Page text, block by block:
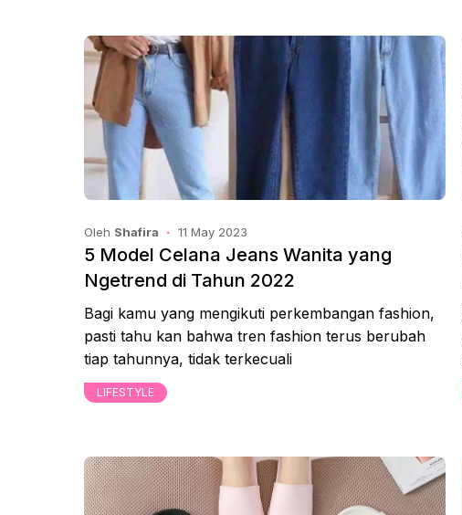
Oleh Shafira 11 May 2023
5 Model Celana Jeans Wanita yang
Ngetrend di Tahun 2022
Bagi kamu yang mengikuti perkembangan fashion,
pasti tahu kan bahwa tren fashion terus berubah
tiap tahunnya, tidak terkecuali
LIFESTYLE